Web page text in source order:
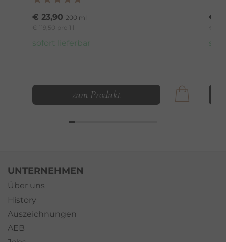
€ 23,90 200 ml
€ 119,50 pro 1 l
sofort lieferbar
zum Produkt
€
€
UNTERNEHMEN
Über uns
History
Auszeichnungen
AEB